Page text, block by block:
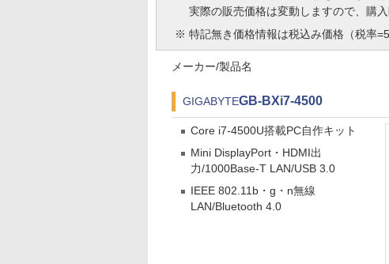
実際の販売価格は変動しますので、購
※ 特記無き価格情報は税込み価格（税率=5
メーカー/製品名
GIGABYTEGB-BXi7-4500
Core i7-4500U搭載PC自作キット
Mini DisplayPort・HDMI出
力/1000Base-T LAN/USB 3.0
IEEE 802.11b・g・n無線
LAN/Bluetooth 4.0